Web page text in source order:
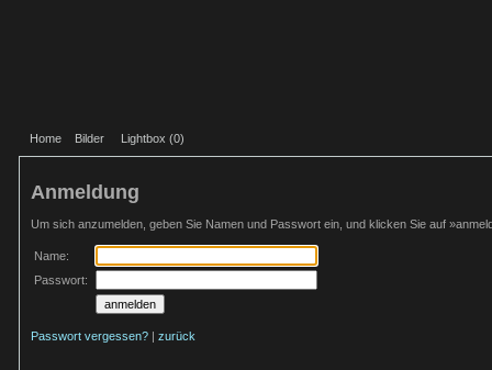
Home Bilder Lightbox (0)
Anmeldung
Um sich anzumelden, geben Sie Namen und Passwort ein, und klicken Sie auf
Name:
Passwort:
Passwort vergessen? | zurück